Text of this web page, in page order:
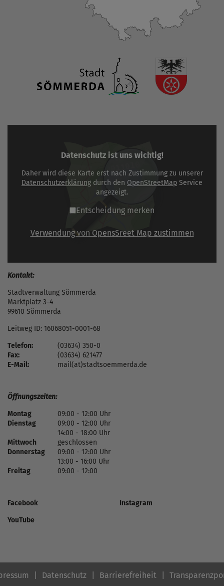
Datenschutz ist uns wichtig!
Daher wird diese Karte erst nach Zustimmung zu unserer
Datenschutzerklärung durch den OpenStreetMap Service
angezeigt.
Entscheidung merken
Verwendung von OpensSreet Map zustimmen
Kontakt:
Stadtverwaltung Sömmerda
Marktplatz 3-4
99610 Sömmerda
Leitweg ID: 16068051-0001-68
Telefon:
(03634) 350-0
Fax:
(03634) 621477
E-Mail:
mail(at)stadtsoemmerda.de
Öffnungszeiten:
Montag
09:00 - 12:00 Uhr
Dienstag
09:00 - 12:00 Uhr
14:00 - 18:00 Uhr
Mittwoch
geschlossen
Donnerstag
09:00 - 12:00 Uhr
13:00 - 16:00 Uhr
Freitag
09:00 - 12:00
Facebook
Instagram
YouTube
Datenschutz Barrierefreiheit